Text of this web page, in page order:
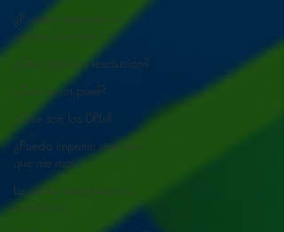
¿Pueden hacerme un
cuadro con una f
¿Qué significa resolución?
¿Que es un pixel?
¿Que son los DPIs?
¿Puedo imprimir una foto
que me man
La altura ideal para tus
cuadros tu